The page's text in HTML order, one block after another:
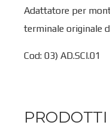
Adattatore per
terminale originale
Cod: 03) AD.SCI.01